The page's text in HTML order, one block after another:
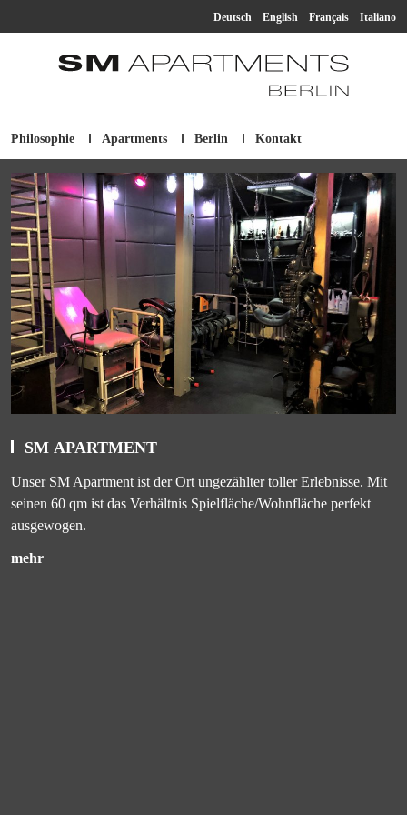
Deutsch English Français Italiano
Philosophie Apartments Berlin Kontakt
SM APARTMENT
Unser SM Apartment ist der Ort ungezählter toller Erlebnisse. Mit
seinen 60 qm ist das Verhältnis Spielfläche/Wohnfläche perfekt
ausgewogen.
mehr